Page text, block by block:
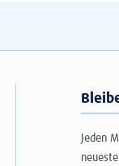
Jeden